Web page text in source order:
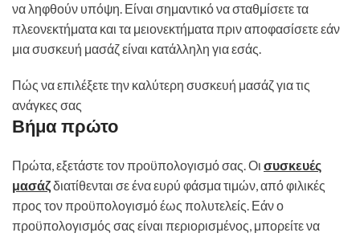
να ληφθούν υπόψη. Είναι σημαντικό να σταθμίσετε τα
πλεονεκτήματα και τα μειονεκτήματα πριν αποφασίσετε εάν
μια συσκευή μασάζ είναι κατάλληλη για εσάς.
Πώς να επιλέξετε την καλύτερη συσκευή μασάζ για τις
ανάγκες σας
Βήμα πρώτο
Πρώτα, εξετάστε τον προϋπολογισμό σας. Οι συσκευές
μασάζδιατίθενται σε ένα ευρύ φάσμα τιμών, από φιλικές
προς τον προϋπολογισμό έως πολυτελείς. Εάν ο
προϋπολογισμός σας είναι περιορισμένος, μπορείτε να